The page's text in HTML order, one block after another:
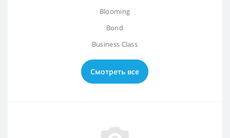
Blooming
Bond
Business Class
Смотреть все